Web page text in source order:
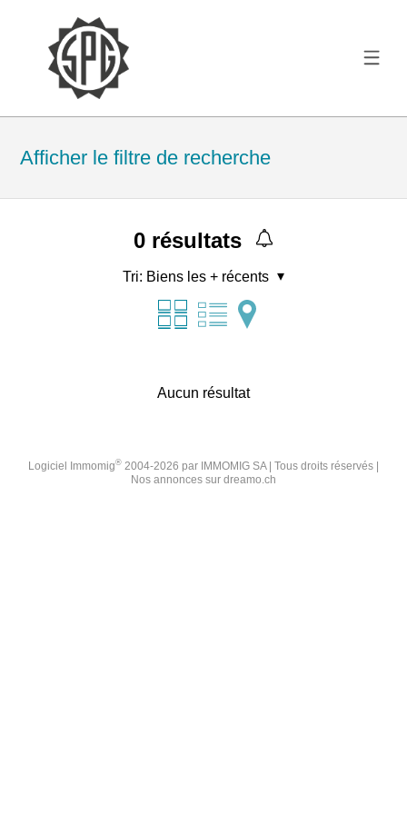
Afficher le filtre de recherche
0résultats
Tri: Biens les + récents
Aucun résultat
Logiciel Immomig® 2004-2026 par IMMOMIG SA | Tous droits réservés |
Nos annonces sur dreamo.ch